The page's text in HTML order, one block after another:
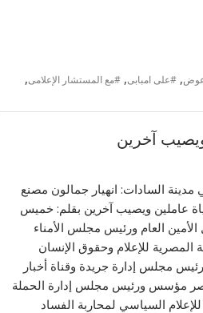
عوض, #على امبابى, #مع المستشار الإعلامى,
آخرين
مدينة السادات: انهيار جمالون مصنع
عاملين ويصيب آخرين بقلم: خميس
العام ورئيس مجلس الأمناء
للإعلام وحقوق الإنسان
رئيس مجلس إدارة جريدة وقناة أخبار
مؤسس ورئيس مجلس إدارة الحملة
السياسي لمحاربة الفساد